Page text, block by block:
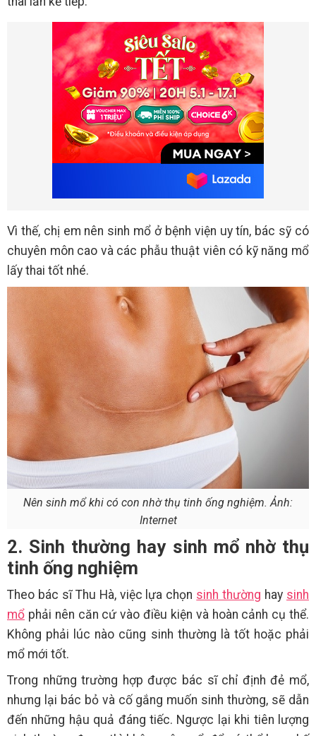
Vì thế, chị em nên sinh mổ ở bệnh viện uy tín, bác sỹ có
chuyên môn cao và các phẫu thuật viên có kỹ năng mổ
lấy thai tốt nhé.
Nên sinh mổ khi có con nhờ thụ tinh ống nghiệm. Ảnh:
Internet
2. Sinh thường hay sinh mổ nhờ thụ
tinh ống nghiệm
Theo bác sĩ Thu Hà, việc lựa chọn sinh thường hay sinh
mổ phải nên căn cứ vào điều kiện và hoàn cảnh cụ thể.
Không phải lúc nào cũng sinh thường là tốt hoặc phải
mổ mới tốt.
Trong những trường hợp được bác sĩ chỉ định đẻ mổ,
nhưng lại bác bỏ và cố gắng muốn sinh thường, sẽ dẫn
đến những hậu quả đáng tiếc. Ngược lại khi tiên lượng